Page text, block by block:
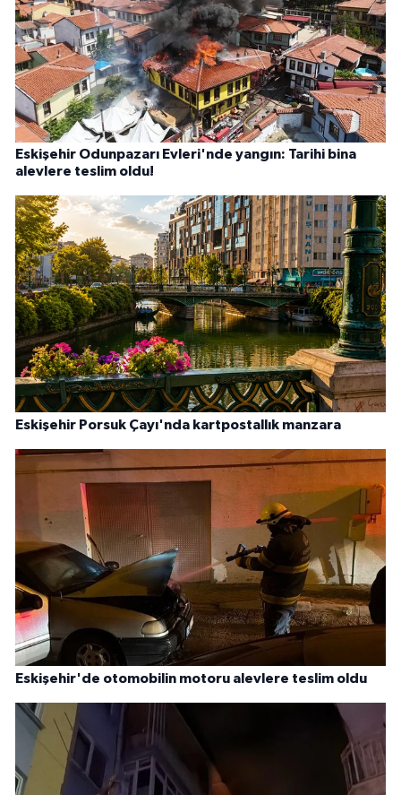
Eskişehir Odunpazarı Evleri'nde yangın: Tarihi bina
alevlere teslim oldu!
Eskişehir Porsuk Çayı'nda kartpostallık manzara
Eskişehir'de otomobilin motoru alevlere teslim oldu